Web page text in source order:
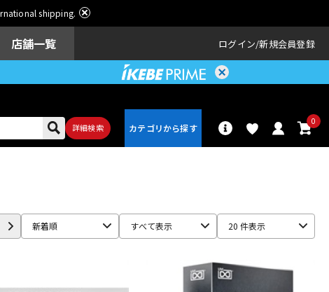
shipping.
店舗一覧 ログイン 新規会員登録
詳細検索
0
エフェクター
新着順 すべて表示 20 件表示